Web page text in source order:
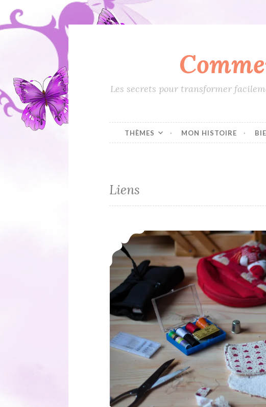
principal
Les secrets pour transformer
THÈMES MON HISTOIRE
Liens